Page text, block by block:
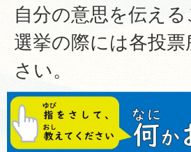
自分の意思を伝え
選挙の際には各投
さい。